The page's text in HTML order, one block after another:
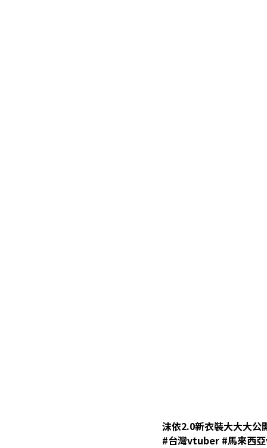
沫依2.0新衣裝大大大
#台灣vtuber #馬來西